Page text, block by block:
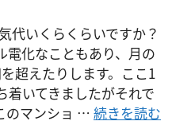
代いくらくらいですか？
電化なこともあり、月の
超えたりします。ここ1
着いてきましたがそれで
のマンショ … 続きを読む